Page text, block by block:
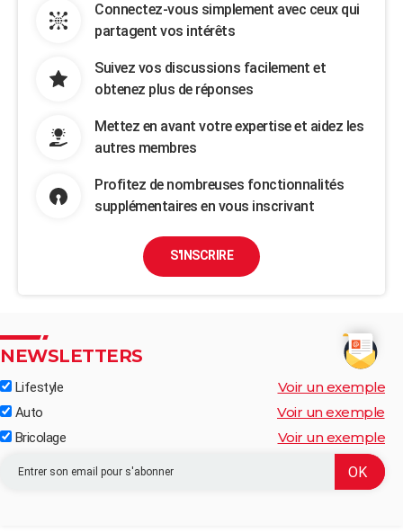
Connectez-vous simplement avec ceux qui
partagent vos intérêts
Suivez vos discussions facilement et
obtenez plus de réponses
Mettez en avant votre expertise et aidez les
autres membres
Profitez de nombreuses fonctionnalités
supplémentaires en vous inscrivant
S'INSCRIRE
NEWSLETTERS
Lifestyle Voir un exemple
Auto Voir un exemple
Bricolage Voir un exemple